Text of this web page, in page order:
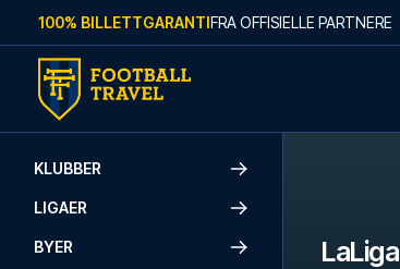
Skip to content
100% BILLETTGARANTIFRA OFFISIELLE PARTNERE
KLUBBER
LIGAER
BYER LaLiga